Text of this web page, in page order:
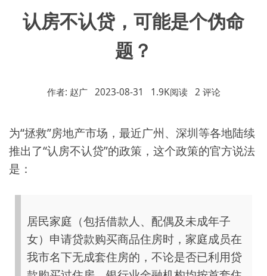
认房不认贷，可能是个伪命
题？
作者: 赵广 2023-08-31 1.9K阅读 2 评论
为“拯救”房地产市场，最近广州、深圳等各地陆续
推出了“认房不认贷”的政策，这个政策的官方说法
是：
居民家庭（包括借款人、配偶及未成年子
女）申请贷款购买商品住房时，家庭成员在
我市名下无成套住房的，不论是否已利用贷